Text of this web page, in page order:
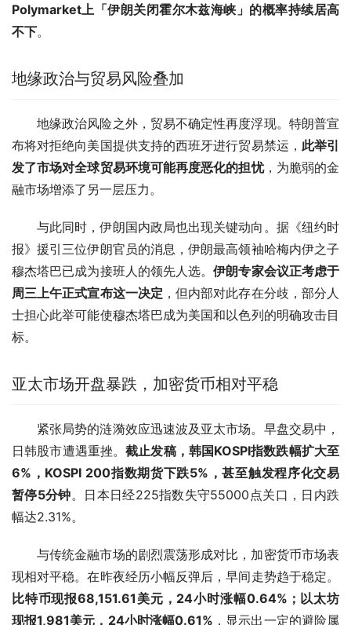
Polymarket上「伊朗关闭霍尔木兹海峡」的概率持续居高
不下。
地缘政治与贸易风险叠加
地缘政治风险之外，贸易不确定性再度浮现。特朗普宣
布将对拒绝向美国提供支持的西班牙进行贸易禁运， 此举引
发了市场对全球贸易环境可能再度恶化的担忧，为脆弱的金
融市场增添了另一层压力。
与此同时，伊朗国内政局也出现关键动向。据《纽约时
报》援引三位伊朗官员的消息，伊朗最高领袖哈梅内伊之子
穆杰塔巴已成为接班人的领先人选。伊朗专家会议正考虑于
周三上午正式宣布这一决定 ，但内部对此存在分歧，部分人
士担心此举可能使穆杰塔巴成为美国和以色列的明确攻击目
标。
亚太市场开盘暴跌，加密货币相对平稳
紧张局势的涟漪效应迅速波及亚太市场。早盘交易中，
日韩股市遭遇重挫。截止发稿，韩国KOSPI指数跌幅扩大至
6%，KOSPI 200指数期货下跌5%，甚至触发程序化交易
暂停5分钟。日本日经225指数失守55000点关口，日内跌
幅达2.31%。
与传统金融市场的剧烈震荡形成对比，加密货币市场表
现相对平稳。在昨夜经历小幅反弹后，早间走势趋于稳定。
比特币现报68,151.61美元，24小时涨幅0.64%；以太坊
现报1,981美元，24小时涨幅0.61% ，显示出一定的避险属